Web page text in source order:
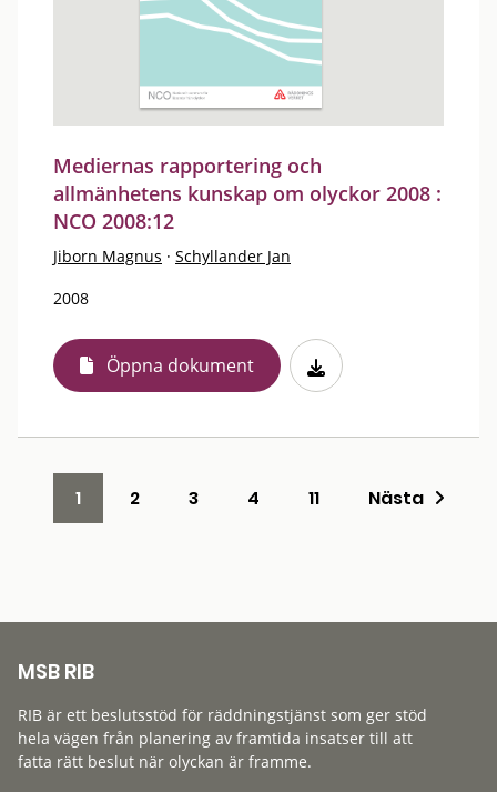
Mediernas rapportering och
allmänhetens kunskap om olyckor 2008 :
NCO 2008:12
Jiborn Magnus · Schyllander Jan
2008
Öppna dokument
1 2 3 4 11 Nästa
MSB RIB
RIB är ett beslutsstöd för räddningstjänst som ger stöd
hela vägen från planering av framtida insatser till att
fatta rätt beslut när olyckan är framme.